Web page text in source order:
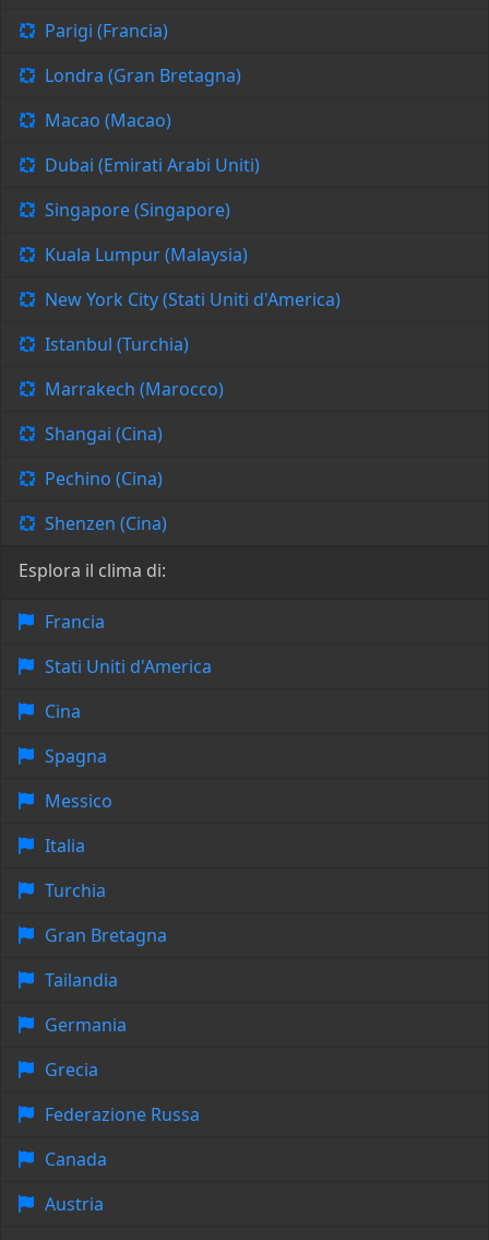
Parigi (Francia)
Londra (Gran Bretagna)
Macao (Macao)
Dubai (Emirati Arabi Uniti)
Singapore (Singapore)
Kuala Lumpur (Malaysia)
New York City (Stati Uniti d'America)
Istanbul (Turchia)
Marrakech (Marocco)
Shangai (Cina)
Pechino (Cina)
Shenzen (Cina)
Esplora il clima di:
Francia
Stati Uniti d'America
Cina
Spagna
Messico
Italia
Turchia
Gran Bretagna
Tailandia
Germania
Grecia
Federazione Russa
Canada
Austria